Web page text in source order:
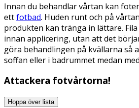
Innan du behandlar vårtan kan
ettfotbad. Huden runt och på
produkten kan tränga in lättare.
innan applicering, utan att det
göra behandlingen på kvällarna så
soffan eller i badrummet medan
Attackera fotvårtorna!
Hoppa över lista